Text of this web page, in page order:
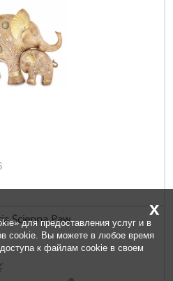
Ścienna Paw x
для предоставления услуг и в
cookie. Вы можете в любое время
к файлам cookie в своем